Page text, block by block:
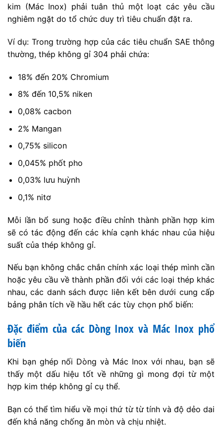
kim (Mác Inox) phải tuân thủ một loạt các yêu cầu
nghiêm ngặt do tổ chức duy trì tiêu chuẩn đặt ra.
Ví dụ: Trong trường hợp của các tiêu chuẩn SAE thông
thường, thép không gỉ 304 phải chứa:
18% đến 20% Chromium
8% đến 10,5% niken
0,08% cacbon
2% Mangan
0,75% silicon
0,045% phốt pho
0,03% lưu huỳnh
0,1% nitơ
Mỗi lần bổ sung hoặc điều chỉnh thành phần hợp kim
sẽ có tác động đến các khía cạnh khác nhau của hiệu
suất của thép không gỉ.
Nếu bạn không chắc chắn chính xác loại thép mình cần
hoặc yêu cầu về thành phần đối với các loại thép khác
nhau, các danh sách được liên kết bên dưới cung cấp
bảng phân tích về hầu hết các tùy chọn phổ biến:
Đặc điểm của các Dòng Inox và Mác Inox phổ
biến
Khi bạn ghép nối Dòng và Mác Inox với nhau, bạn sẽ
thấy một dấu hiệu tốt về những gì mong đợi từ một
hợp kim thép không gỉ cụ thể.
Bạn có thể tìm hiểu về mọi thứ từ từ tính và độ dẻo dai
đến khả năng chống ăn mòn và chịu nhiệt.